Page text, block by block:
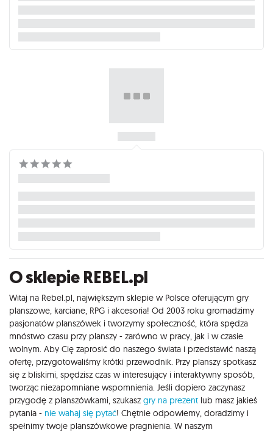
O sklepie REBEL.pl
Witaj na Rebel.pl, największym sklepie w Polsce oferującym gry
planszowe, karciane, RPG i akcesoria! Od 2003 roku gromadzimy
pasjonatów planszówek i tworzymy społeczność, która spędza
mnóstwo czasu przy planszy - zarówno w pracy, jak i w czasie
wolnym. Aby Cię zaprosić do naszego świata i przedstawić naszą
ofertę, przygotowaliśmy krótki przewodnik. Przy planszy spotkasz
się z bliskimi, spędzisz czas w interesujący i interaktywny sposób,
tworząc niezapomniane wspomnienia. Jeśli dopiero zaczynasz
przygodę z planszówkami, szukasz gry na prezent lub masz jakieś
pytania - nie wahaj się pytać! Chętnie odpowiemy, doradzimy i
spełnimy twoje planszówkowe pragnienia. W naszym